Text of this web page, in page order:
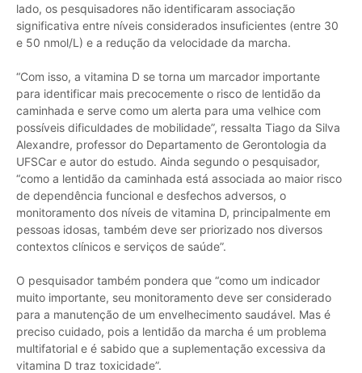
lado, os pesquisadores não identificaram associação
significativa entre níveis considerados insuficientes (entre 30
e 50 nmol/L) e a redução da velocidade da marcha.
“Com isso, a vitamina D se torna um marcador importante
para identificar mais precocemente o risco de lentidão da
caminhada e serve como um alerta para uma velhice com
possíveis dificuldades de mobilidade”, ressalta Tiago da Silva
Alexandre, professor do Departamento de Gerontologia da
UFSCar e autor do estudo. Ainda segundo o pesquisador,
“como a lentidão da caminhada está associada ao maior risco
de dependência funcional e desfechos adversos, o
monitoramento dos níveis de vitamina D, principalmente em
pessoas idosas, também deve ser priorizado nos diversos
contextos clínicos e serviços de saúde”.
O pesquisador também pondera que “como um indicador
muito importante, seu monitoramento deve ser considerado
para a manutenção de um envelhecimento saudável. Mas é
preciso cuidado, pois a lentidão da marcha é um problema
multifatorial e é sabido que a suplementação excessiva da
vitamina D traz toxicidade”.